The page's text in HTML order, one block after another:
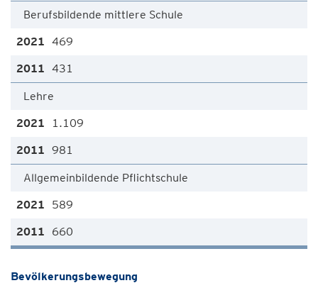
Berufsbildende mittlere Schule
469
431
Lehre
1.109
981
Allgemeinbildende Pflichtschule
589
660
Bevölkerungsbewegung